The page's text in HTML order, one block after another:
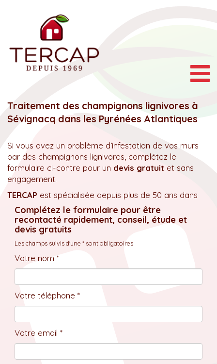
Traitement des champignons lignivores à
Sévignacq dans les Pyrénées Atlantiques
Si vous avez un problème d’infestation de vos murs
par des champignons lignivores, complétez le
formulaire ci-contre pour un devis gratuit et sans
engagement.
TERCAP est spécialisée depuis plus de 50 ans dans
Complétez le formulaire pour être
recontacté rapidement, conseil, étude et
devis gratuits
Les champs suivis d'une * sont obligatoires
Votre nom *
Votre téléphone *
Votre email *